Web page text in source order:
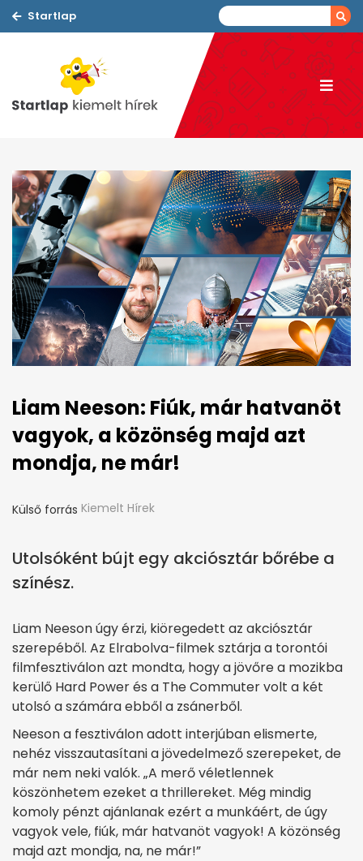
Startlap
Liam Neeson: Fiúk, már hatvanöt
vagyok, a közönség majd azt
mondja, ne már!
Külső forrás Kiemelt Hírek
Utolsóként bújt egy akciósztár bőrébe a
színész.
Liam Neeson úgy érzi, kiöregedett az akciósztár
szerepéből. Az Elrabolva-filmek sztárja a torontói
filmfesztiválon azt mondta, hogy a jövőre a mozikba
kerülő Hard Power és a The Commuter volt a két
utolsó a számára ebből a zsánerből.
Neeson a fesztiválon adott interjúban elismerte,
nehéz visszautasítani a jövedelmező szerepeket, de
már nem neki valók. „A merő véletlennek
köszönhetem ezeket a thrillereket. Még mindig
komoly pénzt ajánlanak ezért a munkáért, de úgy
vagyok vele, fiúk, már hatvanöt vagyok! A közönség
majd azt mondja, na, ne már!”